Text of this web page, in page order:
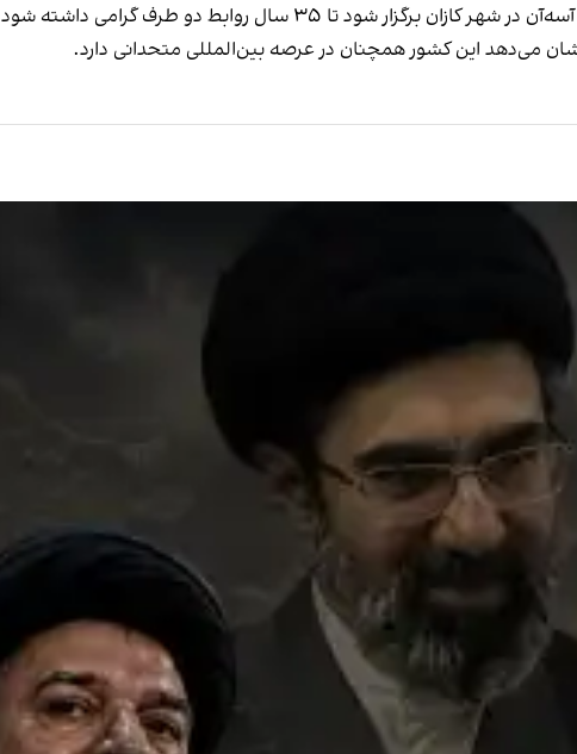
قرار است در ماه ژوئن، نشستی مشترک میان روسیه و آسه‌آن در شهر کازان
می‌دهد این کشور همچنان در عرصه بین‌المللی متحدانی دارد.